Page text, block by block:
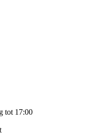
tot 17:00